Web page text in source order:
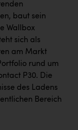
baut sein
Wallbox
sich als
am Markt
rund um
P30. Die
des Ladens
Bereich